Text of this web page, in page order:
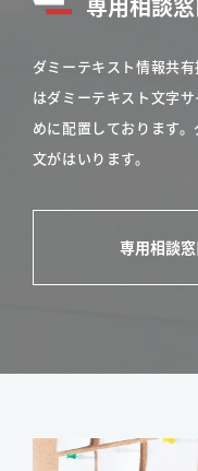
ダミーテキスト情報共
はダミーテキスト文字
めに配置しております
文がはいります。
専用相談